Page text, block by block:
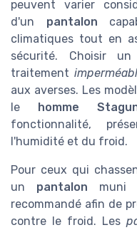
peuvent varier
d'un pantalon
climatiques tout en
sécurité. Choisir un
traitement
aux averses. Les
le homme
fonctionnalité,
l'humidité et du froid.
Pour ceux qui
un pantalon muni
recommandé afin de
contre le froid. Les